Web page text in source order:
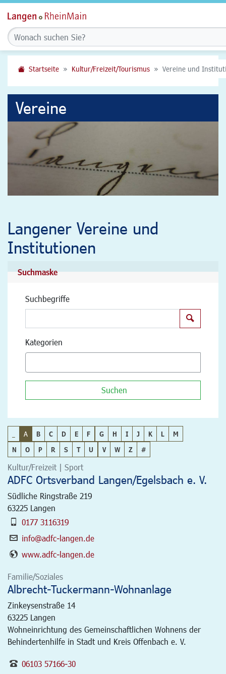
Startseite Kultur/Freizeit/Tourismus Vereine und
Vereine
Langener Vereine und
Institutionen
Suchmaske
Suchbegriffe
Kategorien
Suchen
A B C D E F G H I J K L
M
N
O P R S T U V W Z #
Kultur/Freizeit | Sport
ADFC Ortsverband Langen/Egelsbach e. V.
Südliche Ringstraße 219
63225 Langen
0177 3116319
info@adfc-langen.de
www.adfc-langen.de
Familie/Soziales
Albrecht-Tuckermann-Wohnanlage
Zinkeysenstraße 14
63225 Langen
Wohneinrichtung des Gemeinschaftlichen Wohnens der
Behindertenhilfe in Stadt und Kreis Offenbach e. V.
06103 57166-30